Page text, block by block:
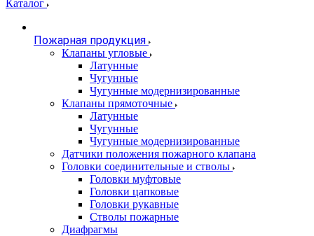
Каталог
Пожарная продукция
Клапаны угловые
Латунные
Чугунные
Чугунные модернизированные
Клапаны прямоточные
Латунные
Чугунные
Чугунные модернизированные
Датчики положения пожарного клапана
Головки соединительные и стволы
Головки муфтовые
Головки цапковые
Головки рукавные
Стволы пожарные
Диафрагмы